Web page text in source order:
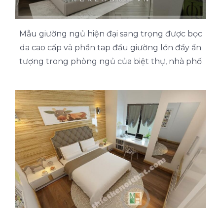
Mẫu giường ngủ hiện đại sang trọng được bọc
da cao cấp và phần tap đầu giường lớn đầy ấn
tượng trong phòng ngủ của biệt thự, nhà phố